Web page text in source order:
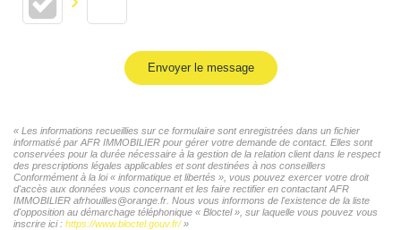
Envoyer le message
« Les informations recueillies sur ce formulaire sont enregistrées dans un fichier
informatisé par AFR IMMOBILIER pour gérer votre demande de contact. Elles sont
conservées pour la durée nécessaire à la gestion de la relation client dans le respect
des prescriptions légales applicables et sont destinées à nos conseillers
Conformément à la loi « informatique et libertés », vous pouvez exercer votre droit
d'accès aux données vous concernant et les faire rectifier en contactant AFR
IMMOBILIER afrhouilles@orange.fr. Nous vous informons de l'existence de la liste
d'opposition au démarchage téléphonique « Bloctel », sur laquelle vous pouvez vous
inscrire ici : https://www.bloctel.gouv.fr/»